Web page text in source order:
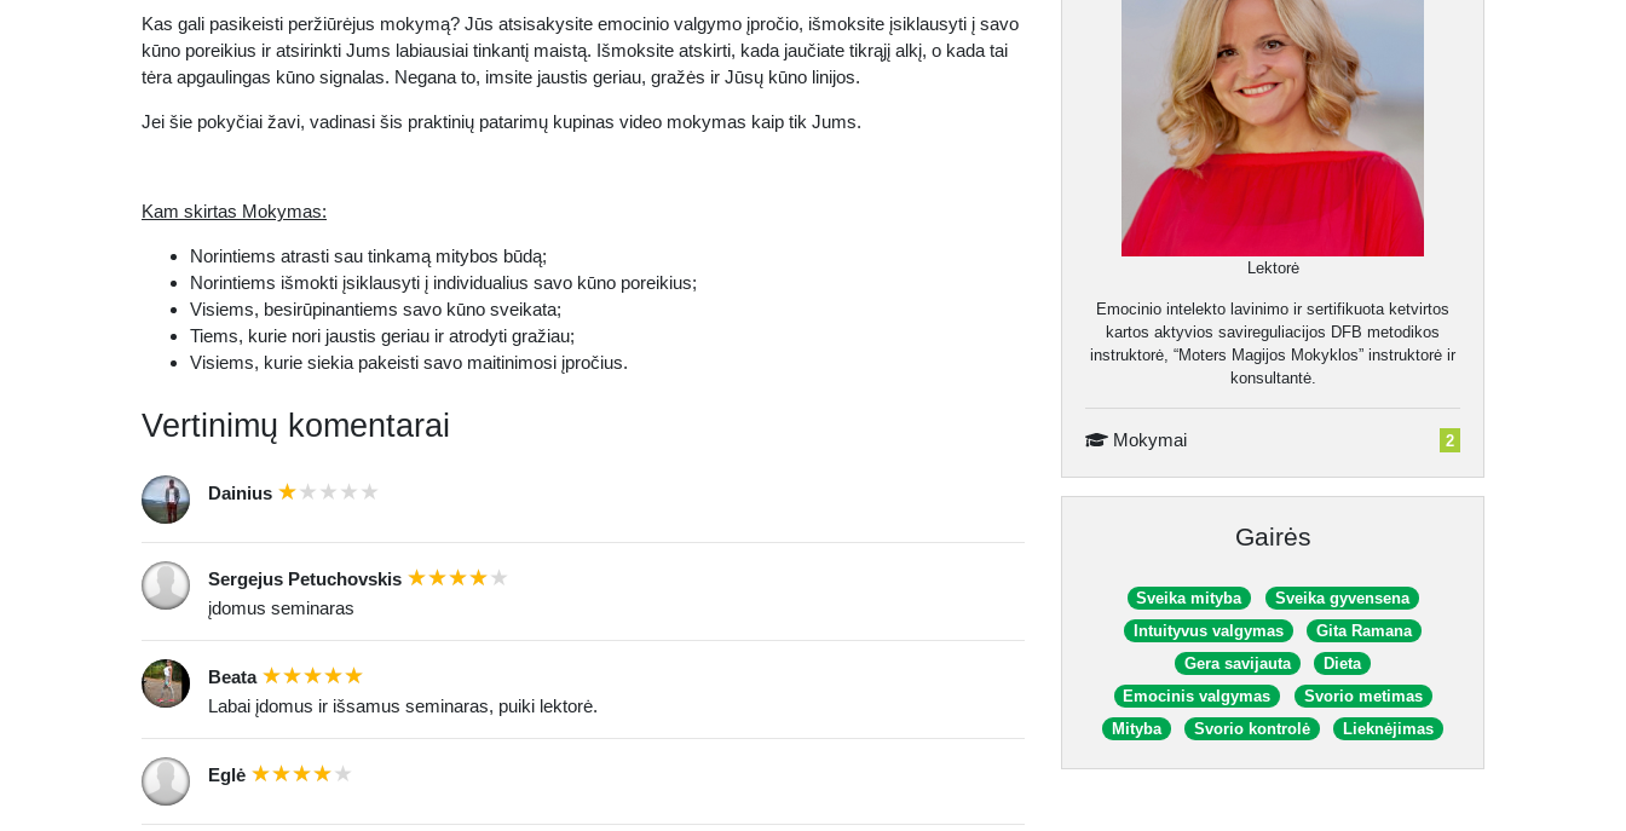
Kas gali pasikeisti peržiūrėjus mokymą? Jūs atsisakysite emocinio valgymo įpročio, išmoksite įsiklausyti į savo
kūno poreikius ir atsirinkti Jums labiausiai tinkantį maistą. Išmoksite atskirti, kada jaučiate tikrąjį alkį, o kada tai
tėra apgaulingas kūno signalas. Negana to, imsite jaustis geriau, gražės ir Jūsų kūno linijos.
Jei šie pokyčiai žavi, vadinasi šis praktinių patarimų kupinas video mokymas kaip tik Jums.
Kam skirtas Mokymas:
Norintiems atrasti sau tinkamą mitybos būdą;
Norintiems išmokti įsiklausyti į individualius savo kūno poreikius;
Visiems, besirūpinantiems savo kūno sveikata;
Tiems, kurie nori jaustis geriau ir atrodyti gražiau;
Visiems, kurie siekia pakeisti savo maitinimosi įpročius.
Vertinimų komentarai
Dainius
Sergejus Petuchovskis
įdomus seminaras
Beata
Labai įdomus ir išsamus seminaras, puiki lektorė.
Eglė
Lektorė
Emocinio intelekto lavinimo ir sertifikuota ketvirtos
kartos aktyvios savireguliacijos DFB metodikos
instruktorė, “Moters Magijos Mokyklos” instruktorė ir
konsultantė.
Mokymai 2
Gairės
Sveika mityba
Sveika gyvensena
Intuityvus valgymas
Gita Ramana
Gera savijauta
Dieta
Emocinis valgymas
Svorio metimas
Mityba
Svorio kontrolė Lieknėjimas